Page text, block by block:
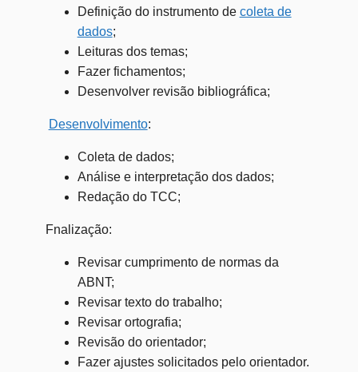
Definição do instrumento de coleta de
dados;
Leituras dos temas;
Fazer fichamentos;
Desenvolver revisão bibliográfica;
Desenvolvimento:
Coleta de dados;
Análise e interpretação dos dados;
Redação do TCC;
Fnalização:
Revisar cumprimento de normas da
ABNT;
Revisar texto do trabalho;
Revisar ortografia;
Revisão do orientador;
Fazer ajustes solicitados pelo orientador.